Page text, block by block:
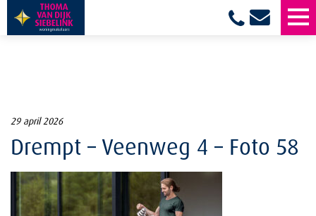
29 april 2026
Drempt – Veenweg 4 – Foto 58